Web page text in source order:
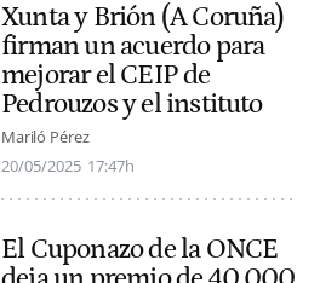
Xunta y Brión (A Coruña)
firman un acuerdo para
mejorar el CEIP de
Pedrouzos y el instituto
Mariló Pérez
20/05/2025 17:47h
El Cuponazo de la ONCE